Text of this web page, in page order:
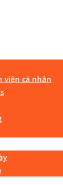
viên cá nhân